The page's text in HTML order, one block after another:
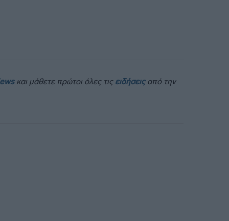
και μάθετε πρώτοι όλες τις ειδήσειςαπό την